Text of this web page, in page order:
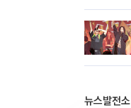
뉴스발전소